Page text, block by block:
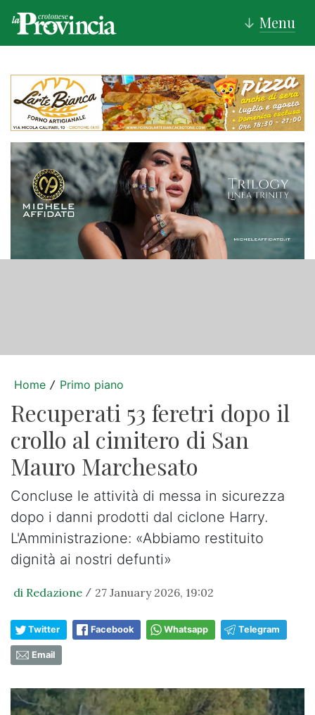
↓ Menu
Home / Primo piano
Recuperati 53 feretri dopo il
crollo al cimitero di San
Mauro Marchesato
Concluse le attività di messa in sicurezza
dopo i danni prodotti dal ciclone Harry.
L'Amministrazione: «Abbiamo restituito
dignità ai nostri defunti»
di Redazione / 27 January 2026, 19:02
Twitter Facebook Whatsapp Telegram
Email